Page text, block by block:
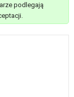
podlegają